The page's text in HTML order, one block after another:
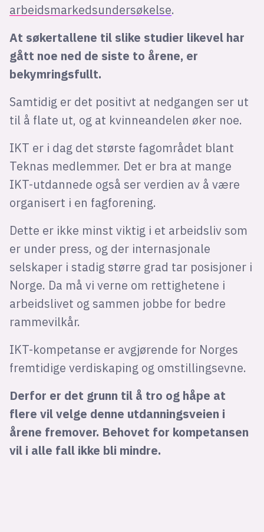
arbeidsmarkedsundersøkelse.
At søkertallene til slike studier likevel har
gått noe ned de siste to årene, er
bekymringsfullt.
Samtidig er det positivt at nedgangen ser ut
til å flate ut, og at kvinneandelen øker noe.
IKT er i dag det største fagområdet blant
Teknas medlemmer. Det er bra at mange
IKT-utdannede også ser verdien av å være
organisert i en fagforening.
Dette er ikke minst viktig i et arbeidsliv som
er under press, og der internasjonale
selskaper i stadig større grad tar posisjoner i
Norge. Da må vi verne om rettighetene i
arbeidslivet og sammen jobbe for bedre
rammevilkår.
IKT-kompetanse er avgjørende for Norges
fremtidige verdiskaping og omstillingsevne.
Derfor er det grunn til å tro og håpe at
flere vil velge denne utdanningsveien i
årene fremover. Behovet for kompetansen
vil i alle fall ikke bli mindre.